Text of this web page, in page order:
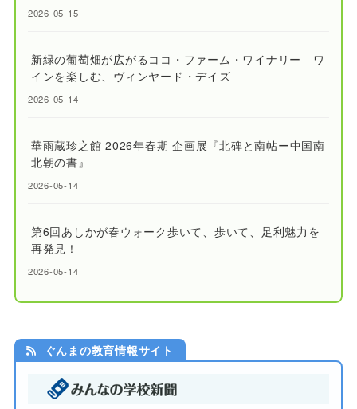
2026-05-15
新緑の葡萄畑が広がるココ・ファーム・ワイナリー ワ
インを楽しむ、ヴィンヤード・デイズ
2026-05-14
華雨蔵珍之館 2026年春期 企画展『北碑と南帖ー中国南
北朝の書』
2026-05-14
第6回あしかが春ウォーク歩いて、歩いて、足利魅力を
再発見！
2026-05-14
ぐんまの教育情報サイト